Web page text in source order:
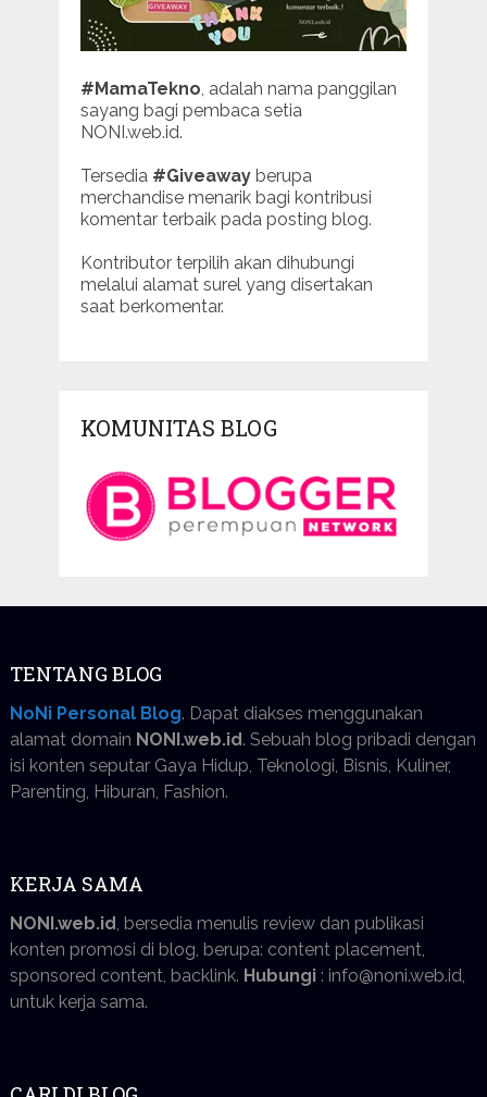
#MamaTekno, adalah nama panggilan
sayang bagi pembaca setia
NONI.web.id.
Tersedia #Giveawayberupa
merchandise menarik bagi kontribusi
komentar terbaik pada posting blog.
Kontributor terpilih akan dihubungi
melalui alamat surel yang disertakan
saat berkomentar.
KOMUNITAS BLOG
TENTANG BLOG
NoNi Personal Blog. Dapat diakses menggunakan
alamat domain NONI.web.id. Sebuah blog pribadi dengan
isi konten seputar Gaya Hidup, Teknologi, Bisnis, Kuliner,
Parenting, Hiburan, Fashion.
KERJA SAMA
NONI.web.id , bersedia menulis review dan publikasi
konten promosi di blog, berupa: content placement,
sponsored content, backlink. Hubungi: info@noni.web.id,
untuk kerja sama.